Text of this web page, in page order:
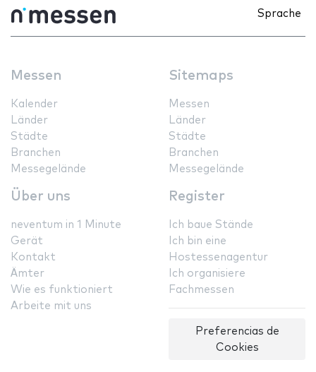
Sprache
Messen
Kalender
Länder
Städte
Branchen
Messegelände
Sitemaps
Messen
Länder
Städte
Branchen
Messegelände
Über uns
neventum in 1 Minute
Gerät
Kontakt
Ämter
Wie es funktioniert
Arbeite mit uns
Register
Ich baue Stände
Ich bin eine
Hostessenagentur
Ich organisiere
Fachmessen
Preferencias de
Cookies